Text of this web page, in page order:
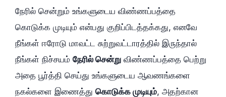
நேரில் சென்றும் உங்களுடைய விண்ணப்பத்தை
கொடுக்க முடியும் என்பது குறிப்பிடத்தக்கது, எனவே
நீங்கள் ஈரோடு மாவட்ட சுற்றுவட்டாரத்தில் இருந்தால்
நீங்கள் நிச்சயம் நேரில் சென்று விண்ணப்பத்தை பெற்று
அதை பூர்த்தி செய்து உங்களுடைய ஆவணங்களை
நகல்களை இணைத்து கொடுக்க முடியும், அதற்கான